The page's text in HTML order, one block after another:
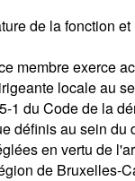
de la fonction
membre exerce
locale au
du Code de la
définis au sein
en vertu de
de Bruxelles-